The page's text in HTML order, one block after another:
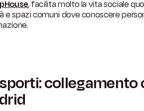
, facilita molto la vita sociale
e spazi comuni dove conoscere
collegamento